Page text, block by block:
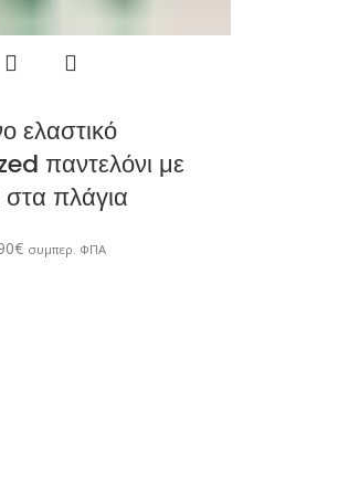
ελαστικό
παντελόνι με
πλάγια
€ συμπερ. ΦΠΑ